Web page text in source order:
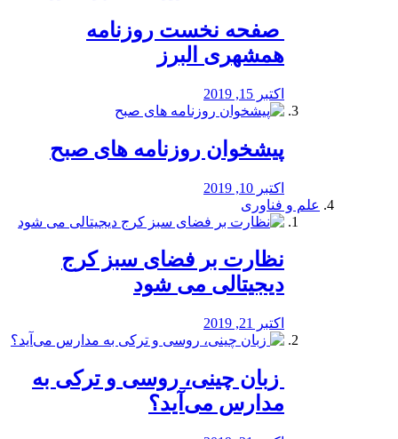
️ صفحه نخست روزنامه‌
همشهری البرز
اکتبر 15, 2019
پیشخوان روزنامه های صبح
اکتبر 10, 2019
علم و فناوری
نظارت بر فضای سبز کرج
دیجیتالی می شود
اکتبر 21, 2019
️ زبان چینی، روسی و ترکی به
مدارس می‌آید؟